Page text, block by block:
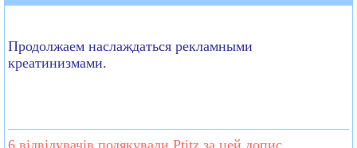
Продолжаем наслаждаться рекламными
креатинизмами.
6 відвідувачів подякували Ptitz за цей допис